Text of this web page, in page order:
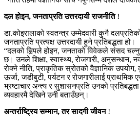
दल होइन, जनताप्रति उत्तरदायी राजनीति!
डा.कोइरालाको स्वतन्त्र उम्मेदवारी कुनै
जनताप्रति प्रत्यक्ष उत्तरदायी हुने प्रतिबद्धता हो।
“दलको ह्विपले होइन, जनताको विवेकले संसद
छ। उनले शिक्षा, स्वास्थ्य, रोजगारी, अनुसन्धान,
रोक्ने नीति, प्राकृतिक स्रोतको वैज्ञानिक उपयोग,
ऊर्जा, जडीबुटी, पर्यटन र रोजगारीलाई प्राथमिक
भ्रष्टाचार अन्त्य र सुशासनप्रति उनको
व्यवहारमै देखिने उनी बताउँछन्।
अन्तर्राष्ट्रिय सम्मान, तर सादगी जीवन!